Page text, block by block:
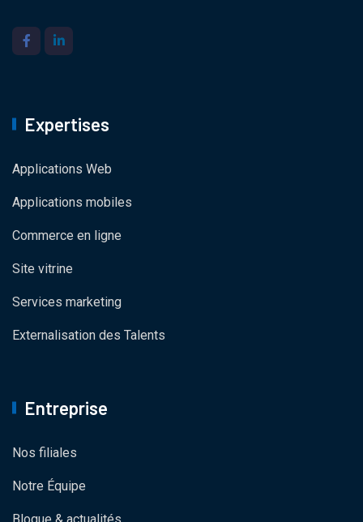
Expertises
Applications Web
Applications mobiles
Commerce en ligne
Site vitrine
Services marketing
Externalisation des Talents
Entreprise
Nos filiales
Notre Équipe
Blogue & actualités